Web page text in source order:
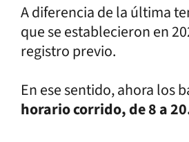
A diferencia de la última
que se establecieron en
registro previo.
En ese sentido, ahora los
horario corrido, de 8 a